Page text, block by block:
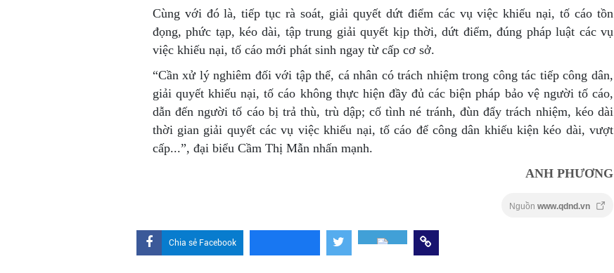
Cùng với đó là, tiếp tục rà soát, giải quyết dứt điểm các vụ việc khiếu nại, tố cáo tồn
đọng, phức tạp, kéo dài, tập trung giải quyết kịp thời, dứt điểm, đúng pháp luật các vụ
việc khiếu nại, tố cáo mới phát sinh ngay từ cấp cơ sở.
“Cần xử lý nghiêm đối với tập thể, cá nhân có trách nhiệm trong công tác tiếp công dân,
giải quyết khiếu nại, tố cáo không thực hiện đầy đủ các biện pháp bảo vệ người tố cáo,
dẫn đến người tố cáo bị trả thù, trù dập; cố tình né tránh, đùn đẩy trách nhiệm, kéo dài
thời gian giải quyết các vụ việc khiếu nại, tố cáo để công dân khiếu kiện kéo dài, vượt
cấp...”, đại biểu Cầm Thị Mẫn nhấn mạnh.
ANH PHƯƠNG
Nguồn www.qdnd.vn
Chia sẻ Facebook